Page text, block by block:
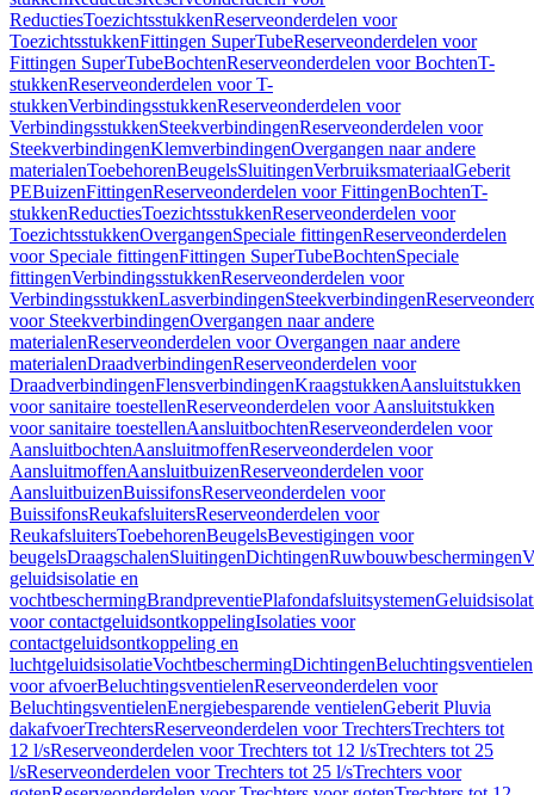
ReductiesToezichtsstukkenReserveonderdelen voor
ToezichtsstukkenFittingen SuperTubeReserveonderdelen voor
Fittingen SuperTubeBochtenReserveonderdelen voor BochtenT-
stukkenReserveonderdelen voor T-
stukkenVerbindingsstukkenReserveonderdelen voor
VerbindingsstukkenSteekverbindingenReserveonderdelen voor
SteekverbindingenKlemverbindingenOvergangen naar andere
materialenToebehorenBeugelsSluitingenVerbruiksmateriaalGeberit
PEBuizenFittingenReserveonderdelen voor FittingenBochtenT-
stukkenReductiesToezichtsstukkenReserveonderdelen voor
ToezichtsstukkenOvergangenSpeciale fittingenReserveonderdelen
voor Speciale fittingenFittingen SuperTubeBochtenSpeciale
fittingenVerbindingsstukkenReserveonderdelen voor
VerbindingsstukkenLasverbindingenSteekverbindingen
voor SteekverbindingenOvergangen naar andere
materialenReserveonderdelen voor Overgangen naar andere
materialenDraadverbindingenReserveonderdelen voor
DraadverbindingenFlensverbindingenKraagstukkenAansluitstukken
voor sanitaire toestellenReserveonderdelen voor Aansluitstukken
voor sanitaire toestellenAansluitbochtenReserveonderdelen voor
AansluitbochtenAansluitmoffenReserveonderdelen voor
AansluitmoffenAansluitbuizenReserveonderdelen voor
AansluitbuizenBuissifonsReserveonderdelen voor
BuissifonsReukafsluitersReserveonderdelen voor
ReukafsluitersToebehorenBeugelsBevestigingen voor
beugelsDraagschalenSluitingenDichtingenRuwbouwbeschermingen
geluidsisolatie en
vochtbeschermingBrandpreventiePlafondafsluitsystemen
voor contactgeluidsontkoppelingIsolaties voor
contactgeluidsontkoppeling en
luchtgeluidsisolatieVochtbeschermingDichtingenBeluchtingsventielen
voor afvoerBeluchtingsventielenReserveonderdelen voor
BeluchtingsventielenEnergiebesparende ventielenGeberit Pluvia
dakafvoerTrechtersReserveonderdelen voor TrechtersTrechters tot
12 l/sReserveonderdelen voor Trechters tot 12 l/sTrechters tot 25
l/sReserveonderdelen voor Trechters tot 25 l/sTrechters voor